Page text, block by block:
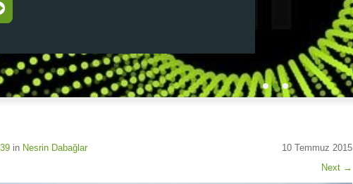
10 Temmuz 2015
in Nesrin Dabağlar
Next →